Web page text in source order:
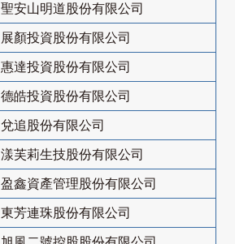
聖安山明道股份有限公司
展顏投資股份有限公司
惠達投資股份有限公司
德皓投資股份有限公司
兌追股份有限公司
漾芙莉生技股份有限公司
盈鑫資產管理股份有限公司
東芳連珠股份有限公司